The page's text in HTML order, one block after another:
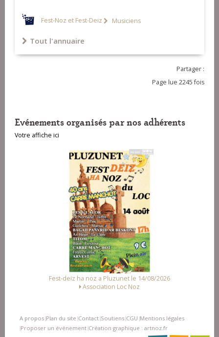
Fest-Noz et Fest-Deiz Musiciens
Tout l'annuaire
Partager :
Page lue 2245 fois
Evénements organisés par nos adhérents
Votre affiche ici
Fest-deiz ha noz a Pluzunet le 14/08/2026
Association Loc Noz
A propos |Plan du site |Contact |Soutiens |CGU |Mentions légales
|Proposer un événement |Création graphique : artnoz.fr